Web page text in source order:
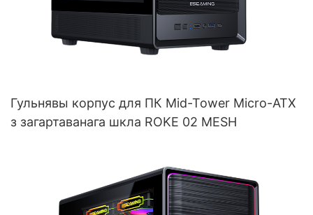
Гульнявы корпус для ПК Mid-Tower Micro-ATX
з загартаванага шкла ROKE 02 MESH